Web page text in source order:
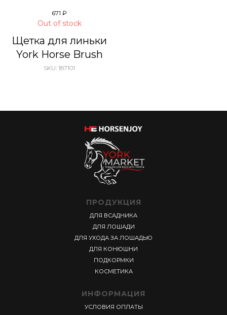
671 ₽
Out of stock
Щетка для линьки
York Horse Brush
SKU: 187101
ПРОДУКЦИЯ
ДЛЯ ВСАДНИКА
ДЛЯ ЛОШАДИ
ДЛЯ УХОДА ЗА ЛОШАДЬЮ
ДЛЯ КОНЮШНИ
ПОДКОРМКИ
КОСМЕТИКА
ИНФОРМАЦИЯ
УСЛОВИЯ ОПЛАТЫ